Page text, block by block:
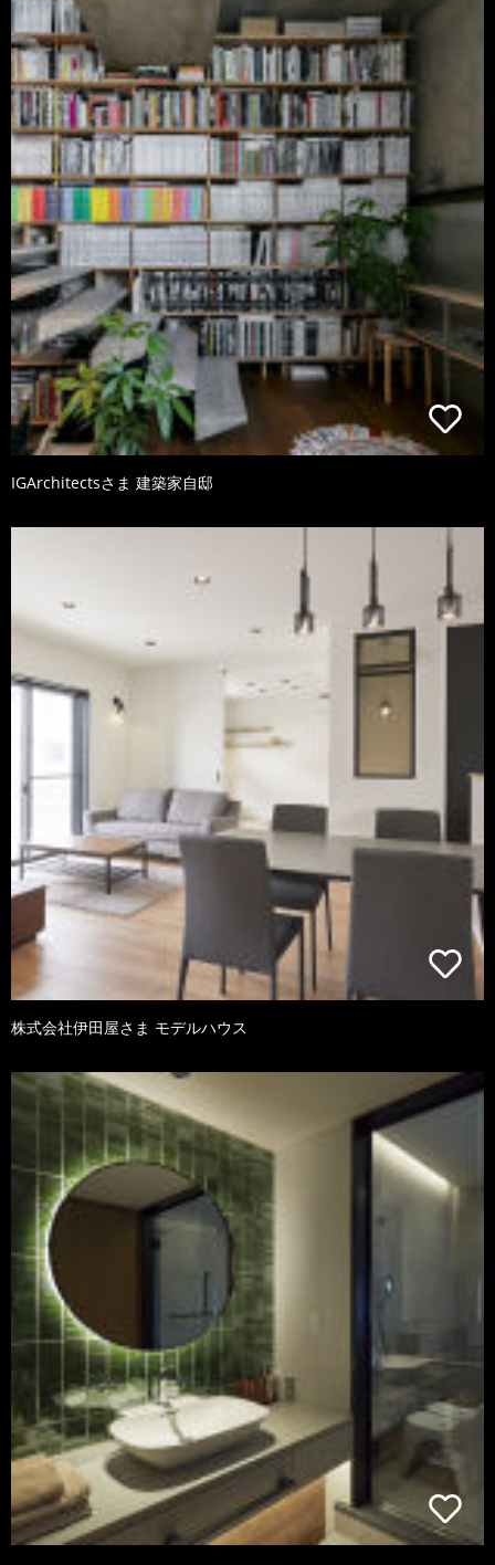
IGArchitectsさま 建築家自邸
株式会社伊田屋さま モデルハウス